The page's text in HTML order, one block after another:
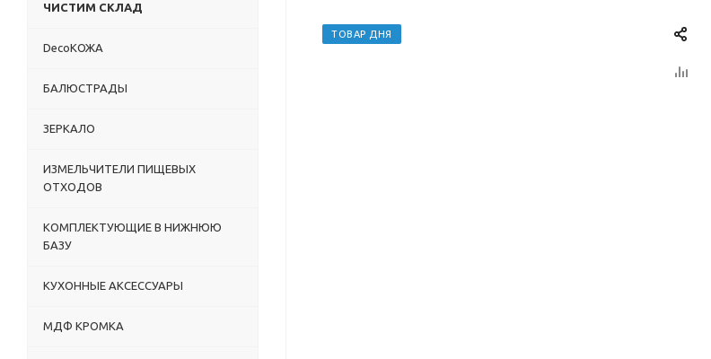
ТОВАР ДНЯ
ЧИСТИМ СКЛАД
DecoКОЖА
БАЛЮСТРАДЫ
ЗЕРКАЛО
ИЗМЕЛЬЧИТЕЛИ ПИЩЕВЫХ
ОТХОДОВ
КОМПЛЕКТУЮЩИЕ В НИЖНЮЮ
БАЗУ
КУХОННЫЕ АКСЕССУАРЫ
МДФ КРОМКА